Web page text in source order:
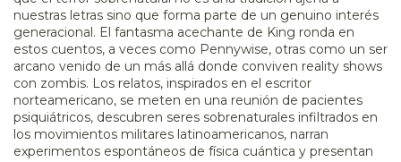
nuestras letras sino que forma parte de un genuino interés
generacional. El fantasma acechante de King ronda en
estos cuentos, a veces como Pennywise, otras como un ser
arcano venido de un más allá donde conviven reality shows
con zombis. Los relatos, inspirados en el escritor
norteamericano, se meten en una reunión de pacientes
psiquiátricos, descubren seres sobrenaturales infiltrados en
los movimientos militares latinoamericanos, narran
experimentos espontáneos de física cuántica y presentan